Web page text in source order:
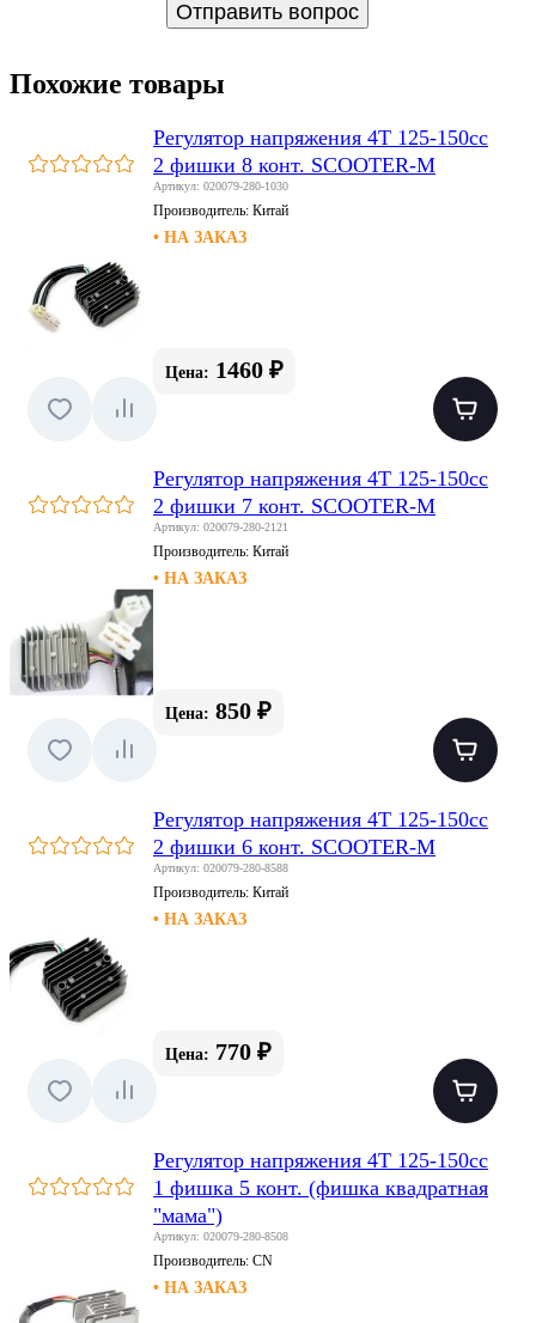
Похожие товары
Регулятор напряжения 4T 125-150сс
2 фишки 8 конт. SCOOTER-M
Артикул: 020079-280-1030
Производитель: Китай
• НА ЗАКАЗ
Цена: 1460 ₽
Регулятор напряжения 4T 125-150сс
2 фишки 7 конт. SCOOTER-M
Артикул: 020079-280-2121
Производитель: Китай
• НА ЗАКАЗ
Цена: 850 ₽
Регулятор напряжения 4T 125-150сс
2 фишки 6 конт. SCOOTER-M
Артикул: 020079-280-8588
Производитель: Китай
• НА ЗАКАЗ
Цена: 770 ₽
Регулятор напряжения 4T 125-150сс
1 фишка 5 конт. (фишка квадратная
"мама")
Артикул: 020079-280-8508
Производитель: CN
• НА ЗАКАЗ